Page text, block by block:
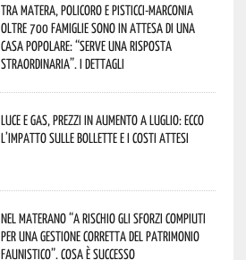
Tra Matera, Policoro e Pisticci-Marconia
oltre 700 famiglie sono in attesa di una
casa popolare: “serve una risposta
straordinaria”. I dettagli
Luce e gas, prezzi in aumento a luglio: ecco
l’impatto sulle bollette e i costi attesi
Nel materano “a rischio gli sforzi compiuti
per una gestione corretta del patrimonio
faunistico”. Cosa è successo